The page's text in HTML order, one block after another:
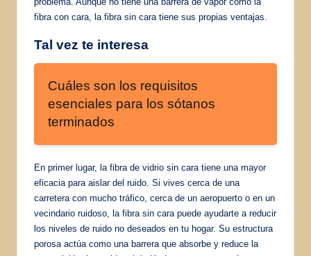
fibra con cara, la fibra sin cara tiene sus propias ventajas.
Tal vez te interesa
Cuáles son los requisitos
esenciales para los sótanos
terminados
En primer lugar, la fibra de vidrio sin cara tiene una mayor
eficacia para aislar del ruido. Si vives cerca de una
carretera con mucho tráfico, cerca de un aeropuerto o en un
vecindario ruidoso, la fibra sin cara puede ayudarte a reducir
los niveles de ruido no deseados en tu hogar. Su estructura
porosa actúa como una barrera que absorbe y reduce la